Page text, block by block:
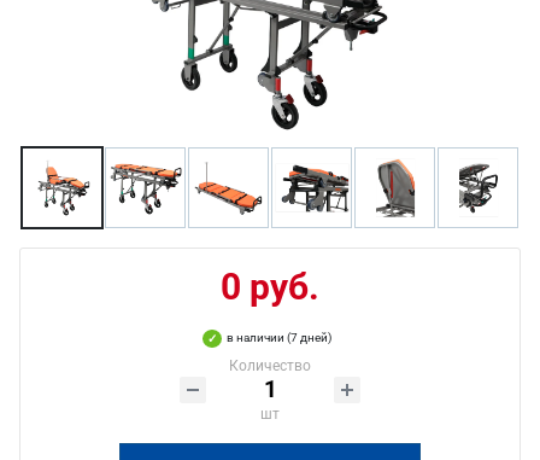
0 руб.
в наличии (7 дней)
Количество
шт